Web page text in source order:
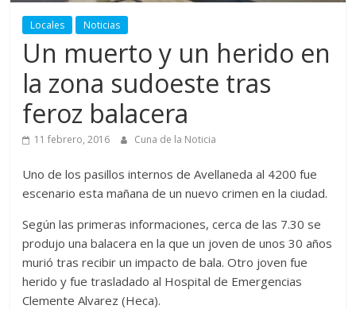
Locales Noticias
Un muerto y un herido en
la zona sudoeste tras
feroz balacera
11 febrero, 2016 Cuna de la Noticia
Uno de los pasillos internos de Avellaneda al 4200 fue
escenario esta mañana de un nuevo crimen en la ciudad.
Según las primeras informaciones, cerca de las 7.30 se
produjo una balacera en la que un joven de unos 30 años
murió tras recibir un impacto de bala. Otro joven fue
herido y fue trasladado al Hospital de Emergencias
Clemente Alvarez (Heca).